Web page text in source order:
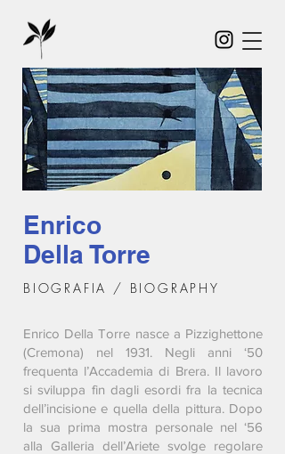
Enrico
Della Torre
BIOGRAFIA / BIOGRAPHY
Enrico Della Torre nasce a Pizzighettone
(Cremona) nel 1931. Negli anni ‘50
frequenta l’Accademia di Brera. Il lavoro
si sviluppa fin dagli esordi fra la tecnica
dell’incisione e quella della pittura. Dopo
la sua prima mostra personale nel ‘56
alla Galleria dell’Ariete svolge regolare